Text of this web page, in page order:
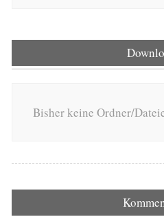
Bisher keine Ordner/